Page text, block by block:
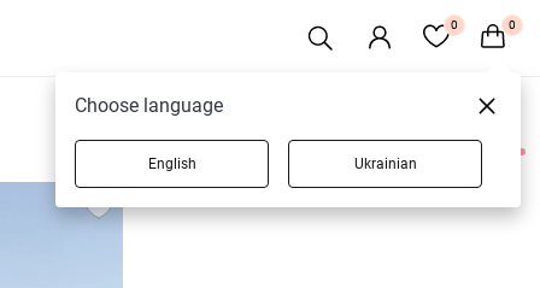
0 0
3 товаров
Choose language
English Ukrainian